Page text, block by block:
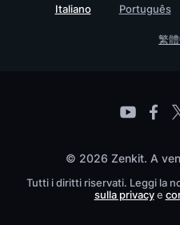
Trova un partner
ContattoItaliano Português
繁
© 2026 Zenkit. A
Tutti i diritti riservati. Leggi la
sulla privacye